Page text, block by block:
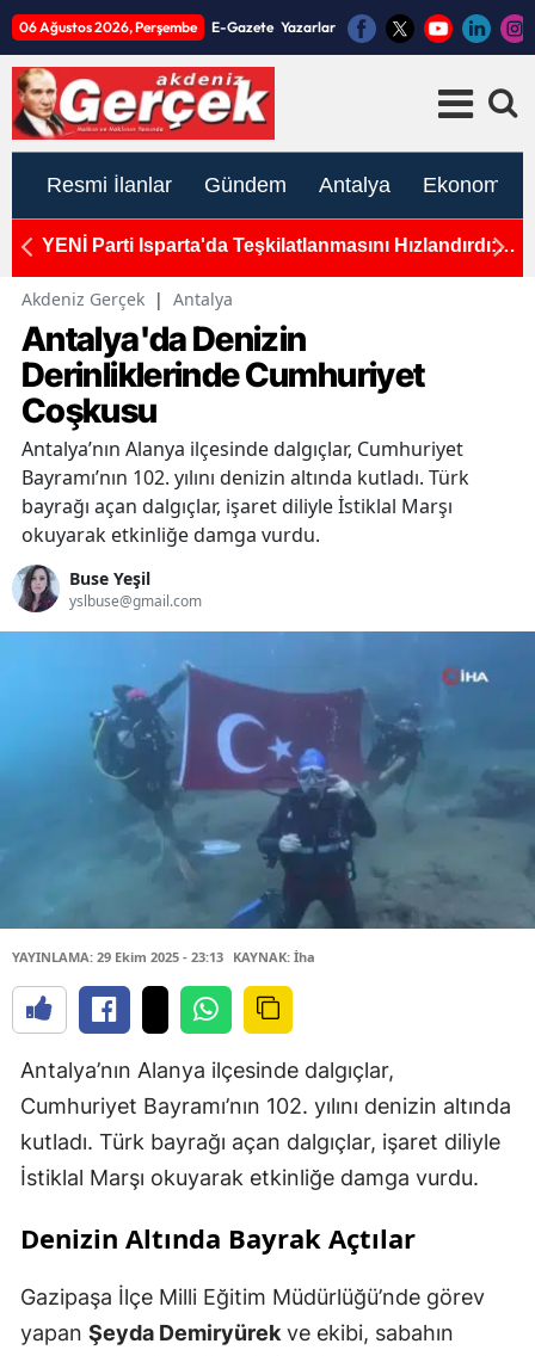
06 Ağustos 2026, Perşembe E-Gazete Yazarlar
Resmi İlanlar Gündem Antalya Ekonomi
YENİ Parti Isparta'da Teşkilatlanmasını Hızlandırdı:
Akdeniz Gerçek | Antalya
Antalya'da Denizin
Derinliklerinde Cumhuriyet
Coşkusu
Antalya’nın Alanya ilçesinde dalgıçlar, Cumhuriyet
Bayramı’nın 102. yılını denizin altında kutladı. Türk
bayrağı açan dalgıçlar, işaret diliyle İstiklal Marşı
okuyarak etkinliğe damga vurdu.
Buse Yeşil
yslbuse@gmail.com
YAYINLAMA: 29 Ekim 2025 - 23:13 KAYNAK: İha
Antalya’nın Alanya ilçesinde dalgıçlar,
Cumhuriyet Bayramı’nın 102. yılını denizin altında
kutladı. Türk bayrağı açan dalgıçlar, işaret diliyle
İstiklal Marşı okuyarak etkinliğe damga vurdu.
Denizin Altında Bayrak Açtılar
Gazipaşa İlçe Milli Eğitim Müdürlüğü’nde görev
yapan Şeyda Demiryürek ve ekibi, sabahın